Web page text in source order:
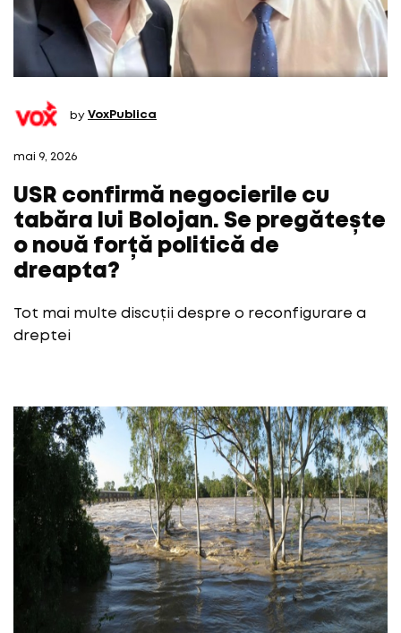
by VoxPublica
mai 9, 2026
USR confirmă negocierile cu
tabăra lui Bolojan. Se pregătește
o nouă forță politică de
dreapta?
Tot mai multe discuții despre o reconfigurare a
dreptei